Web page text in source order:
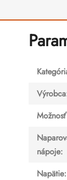
Výrobca
nápoje:
Napätie: